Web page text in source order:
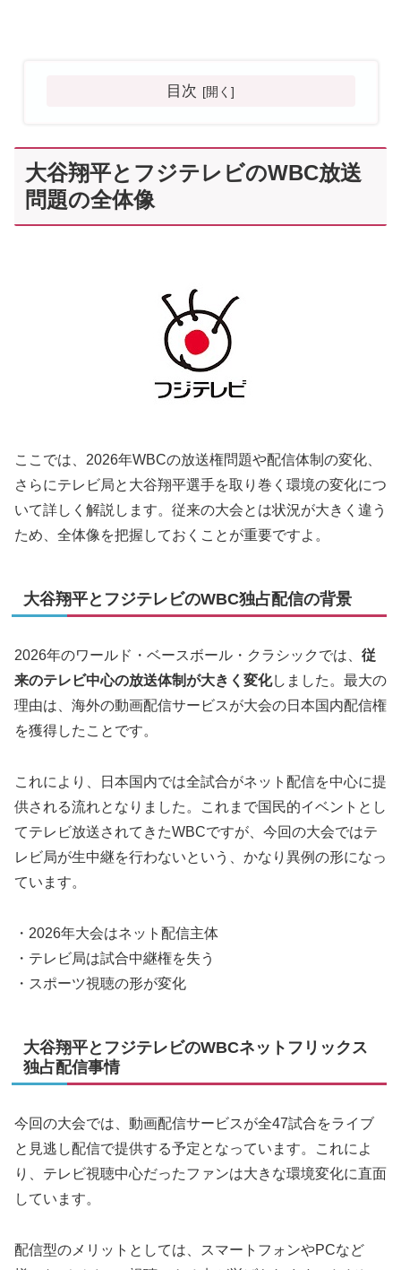
目次
大谷翔平とフジテレビのWBC放送
問題の全体像
ここでは、2026年WBCの放送権問題や配信体制の変化、
さらにテレビ局と大谷翔平選手を取り巻く環境の変化につ
いて詳しく解説します。従来の大会とは状況が大きく違う
ため、全体像を把握しておくことが重要ですよ。
大谷翔平とフジテレビのWBC独占配信の背景
2026年のワールド・ベースボール・クラシックでは、 従
来のテレビ中心の放送体制が大きく変化しました。最大の
理由は、海外の動画配信サービスが大会の日本国内配信権
を獲得したことです。
これにより、日本国内では全試合がネット配信を中心に提
供される流れとなりました。これまで国民的イベントとし
てテレビ放送されてきたWBCですが、今回の大会ではテ
レビ局が生中継を行わないという、かなり異例の形になっ
ています。
・2026年大会はネット配信主体
・テレビ局は試合中継権を失う
・スポーツ視聴の形が変化
大谷翔平とフジテレビのWBCネットフリックス
独占配信事情
今回の大会では、動画配信サービスが全47試合をライブ
と見逃し配信で提供する予定となっています。これによ
り、テレビ視聴中心だったファンは大きな環境変化に直面
しています。
配信型のメリットとしては、スマートフォンやPCなど